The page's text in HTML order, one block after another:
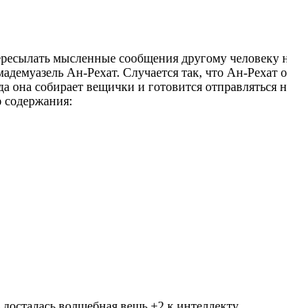
мысленные сообщения другому человеку
Ан-Рехат. Случается так, что Ан-Рехат
она собирает вещички и готовится
содержания: